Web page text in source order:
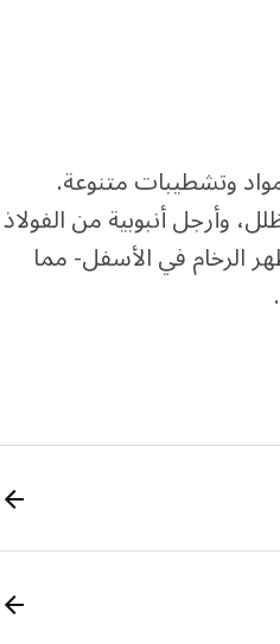
وتشطيبات متنوعة.
أنبوبية من الفولاذ
في الأسفل- مما